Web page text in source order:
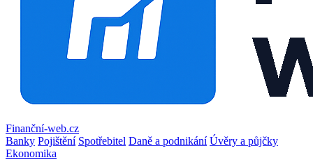
Finanční-web.cz
Banky Pojištění Spotřebitel Daně a podnikání Úvěry a půjčky
Ekonomika